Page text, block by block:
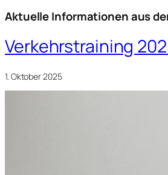
Aktuelle Informationen aus
Verkehrstraining
1. Oktober 2025